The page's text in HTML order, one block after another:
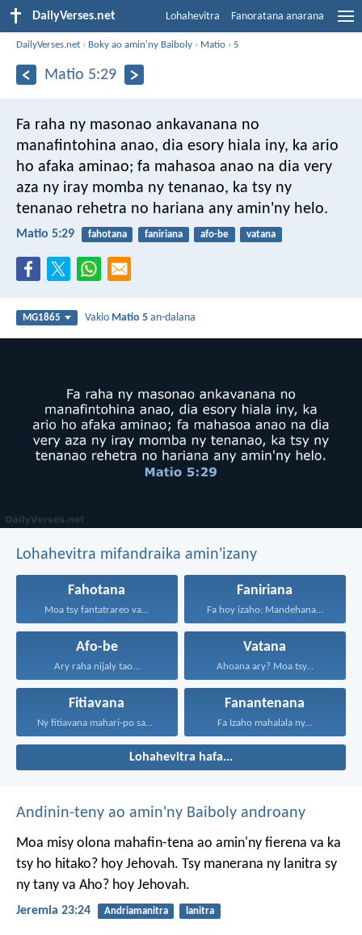
DailyVerses.net Lohahevitra Fanoratana anarana
DailyVerses.net › Boky ao amin'ny Baiboly › Matio ›5
Matio 5:29
Fa raha ny masonao ankavanana no
manafintohina anao, dia esory hiala iny, ka ario
ho afaka aminao; fa mahasoa anao na dia very
aza ny iray momba ny tenanao, ka tsy ny
tenanao rehetra no hariana any amin'ny helo.
Matio 5:29 fahotana faniriana afo-be vatana
MG1865 Vakio Matio 5 an-dalana
Lohahevitra mifandraika amin'izany
Fahotana
Moa tsy fantatrareo va...
Faniriana
Fa hoy izaho: Mandehana...
Afo-be
Ary raha nijaly tao...
Vatana
Ahoana ary? Moa tsy...
Fitiavana
Ny fitiavana mahari-po sady...
Fanantenana
Fa Izaho mahalala ny...
Lohahevitra hafa...
Andinin-teny ao amin'ny Baiboly androany
Moa misy olona mahafin-tena ao amin'ny fierena va ka
tsy ho hitako? hoy Jehovah. Tsy manerana ny lanitra sy
ny tany va Aho? hoy Jehovah.
Jeremia 23:24 Andriamanitra lanitra